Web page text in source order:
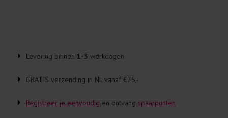
Levering binnen 1-3 werkdagen
GRATIS verzending in NL vanaf €75,-
Registreer je eenvoudig en ontvang spaarpunten